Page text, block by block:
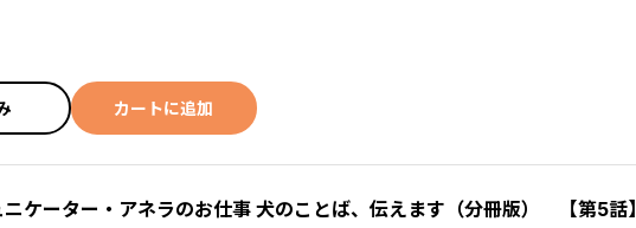
カートに追加
ニケーター・アネラのお仕事 犬のことば、伝えます（分冊版） 【第5話】